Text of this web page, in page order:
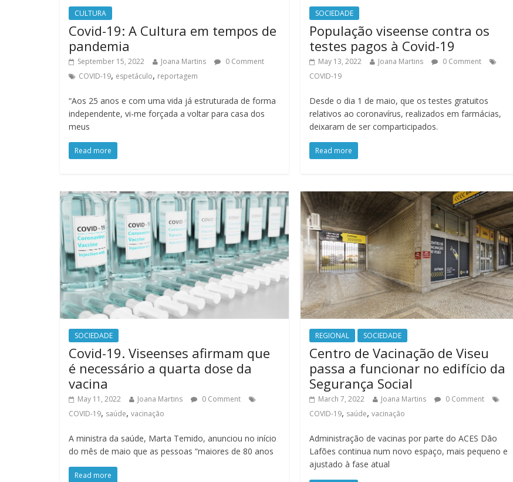
CULTURA
Covid-19: A Cultura em tempos de
pandemia
September 15, 2022 Joana Martins
0 Comment
COVID-19, espetáculo, reportagem
“Aos 25 anos e com uma vida já estruturada de forma
independente, vi-me forçada a voltar para casa dos
meus
Read more
SOCIEDADE
População viseense contra os
testes pagos à Covid-19
May 13, 2022 Joana Martins
0 Comment
COVID-19
Desde o dia 1 de maio, que os testes gratuitos
relativos ao coronavírus, realizados em farmácias,
deixaram de ser comparticipados.
Read more
SOCIEDADE
Covid-19. Viseenses afirmam que
é necessário a quarta dose da
vacina
May 11, 2022 Joana Martins
0 Comment
COVID-19, saúde, vacinação
A ministra da saúde, Marta Temido, anunciou no início
do mês de maio que as pessoas “maiores de 80 anos
Read more
REGIONAL SOCIEDADE
Centro de Vacinação de Viseu
passa a funcionar no edifício da
Segurança Social
March 7, 2022 Joana Martins
0 Comment
COVID-19, saúde,vacinação
Administração de vacinas por parte do ACES Dão
Lafões continua num novo espaço, mais pequeno e
ajustado à fase atual